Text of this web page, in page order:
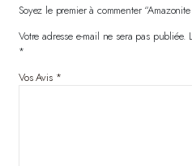
Soyez le premier à commenter
Votre adresse e-mail ne sera pas publiée.
*
Vos Avis *